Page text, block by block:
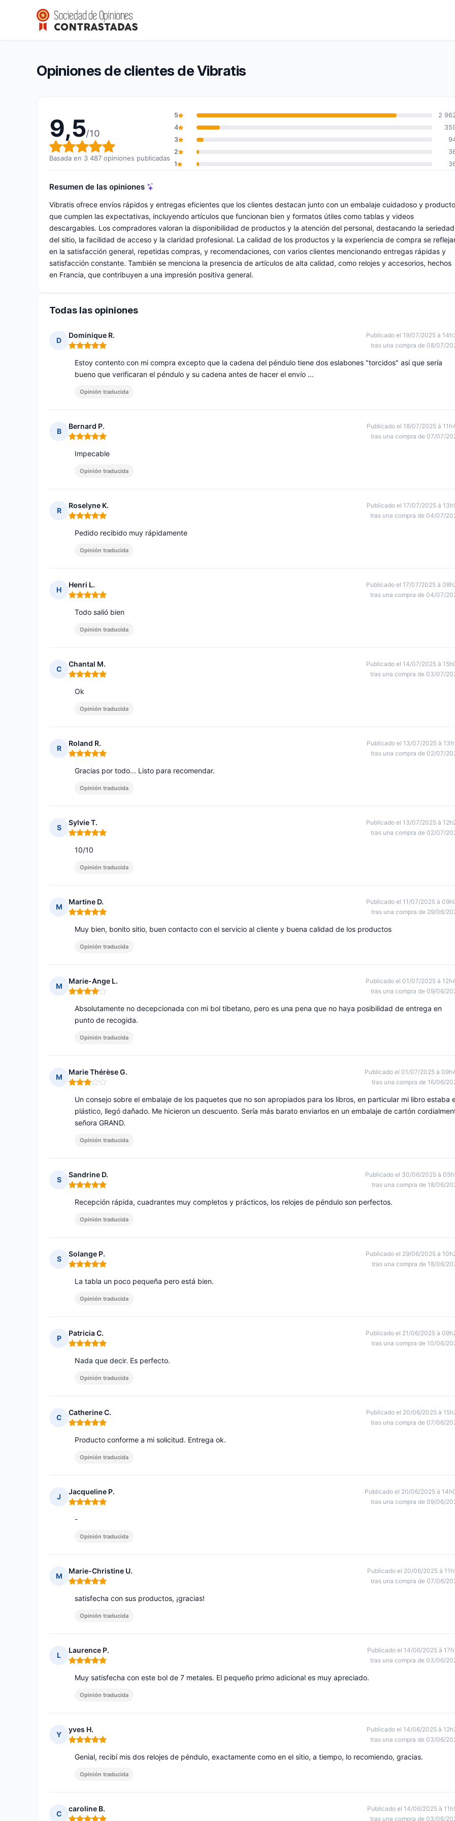
Vibratis
Calificación global: 9,5 de 10
9,5/10(3 487 opiniones)
Opiniones de clientes de Vibratis
9,5/10
Calificación global: 9,5 de 10
Basada en 3 487 opiniones publicadas
5
2
4
3
2
1
Resumen de las opiniones
Vibratis ofrece envíos rápidos y entregas eficientes que los clientes destacan junto con un embalaje cuidadoso y
que cumplen las expectativas, incluyendo artículos que funcionan bien y formatos útiles como tablas y videos
descargables. Los compradores valoran la disponibilidad de productos y la atención del personal, destacando la seriedad
del sitio, la facilidad de acceso y la claridad profesional. La calidad de los productos y la experiencia de compra se
en la satisfacción general, repetidas compras, y recomendaciones, con varios clientes mencionando entregas rápidas y
satisfacción constante. También se menciona la presencia de artículos de alta calidad, como relojes y accesorios, hechos
en Francia, que contribuyen a una impresión positiva general.
Todas las opiniones
D
Dominique R.
Nota: 5 de 5
Publicado el 19/07/2025 à
tras una compra de 08/07/
Estoy contento con mi compra excepto que la cadena del péndulo tiene dos eslabones "torcidos" así que sería
bueno que verificaran el péndulo y su cadena antes de hacer el envío ...
Opinión traducida
B
Bernard P.
Nota: 5 de 5
Publicado el 18/07/2025 à
tras una compra de 07/07/
Impecable
Opinión traducida
R
Roselyne K.
Nota: 5 de 5
Publicado el 17/07/2025 à
tras una compra de 04/07/
Pedido recibido muy rápidamente
Opinión traducida
H
Henri L.
Nota: 5 de 5
Publicado el 17/07/2025 à
tras una compra de 04/07/
Todo salió bien
Opinión traducida
C
Chantal M.
Nota: 5 de 5
Publicado el 14/07/2025 à
tras una compra de 03/07/
Ok
Opinión traducida
R
Roland R.
Nota: 5 de 5
Publicado el 13/07/2025 à
tras una compra de 02/07/
Gracias por todo... Listo para recomendar.
Opinión traducida
S
Sylvie T.
Nota: 5 de 5
Publicado el 13/07/2025 à
tras una compra de 02/07/
10/10
Opinión traducida
M
Martine D.
Nota: 5 de 5
Publicado el 11/07/2025 à
tras una compra de 29/06/
Muy bien, bonito sitio, buen contacto con el servicio al cliente y buena calidad de los productos
Opinión traducida
M
Marie-Ange L.
Nota: 4 de 5
Publicado el 01/07/2025 à
tras una compra de 09/06/
Absolutamente no decepcionada con mi bol tibetano, pero es una pena que no haya posibilidad de entrega en
punto de recogida.
Opinión traducida
M
Marie Thérèse G.
Nota: 3 de 5
Publicado el 01/07/2025 à
tras una compra de 16/06/
Un consejo sobre el embalaje de los paquetes que no son apropiados para los libros, en particular mi libro estaba
plástico, llegó dañado. Me hicieron un descuento. Sería más barato enviarlos en un embalaje de cartón
señora GRAND.
Opinión traducida
S
Sandrine D.
Nota: 5 de 5
Publicado el 30/06/2025 à
tras una compra de 18/06/
Recepción rápida, cuadrantes muy completos y prácticos, los relojes de péndulo son perfectos.
Opinión traducida
S
Solange P.
Nota: 5 de 5
Publicado el 29/06/2025 à
tras una compra de 18/06/
La tabla un poco pequeña pero está bien.
Opinión traducida
P
Patricia C.
Nota: 5 de 5
Publicado el 21/06/2025 à
tras una compra de 10/06/
Nada que decir. Es perfecto.
Opinión traducida
C
Catherine C.
Nota: 5 de 5
Publicado el 20/06/2025 à
tras una compra de 07/06/
Producto conforme a mi solicitud. Entrega ok.
Opinión traducida
J
Jacqueline P.
Nota: 5 de 5
Publicado el 20/06/2025 à
tras una compra de 09/06/
-
Opinión traducida
M
Marie-Christine U.
Nota: 5 de 5
Publicado el 20/06/2025 à
tras una compra de 07/06/
satisfecha con sus productos, ¡gracias!
Opinión traducida
L
Laurence P.
Nota: 5 de 5
Publicado el 14/06/2025 à
tras una compra de 03/06/
Muy satisfecha con este bol de 7 metales. El pequeño primo adicional es muy apreciado.
Opinión traducida
Y
yves H.
Nota: 5 de 5
Publicado el 14/06/2025 à
tras una compra de 03/06/
Genial, recibí mis dos relojes de péndulo, exactamente como en el sitio, a tiempo, lo recomiendo, gracias.
Opinión traducida
C
caroline B.
Publicado el 14/06/2025 à
tras una compra de 03/06/